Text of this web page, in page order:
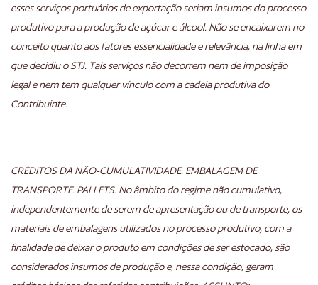
esses serviços portuários de exportação seriam insumos do processo
produtivo para a produção de açúcar e álcool. Não se encaixarem no
conceito quanto aos fatores essencialidade e relevância, na linha em
que decidiu o STJ. Tais serviços não decorrem nem de imposição
legal e nem tem qualquer vínculo com a cadeia produtiva do
Contribuinte.
CRÉDITOS DA NÃO-CUMULATIVIDADE. EMBALAGEM DE
TRANSPORTE. PALLETS. No âmbito do regime não cumulativo,
independentemente de serem de apresentação ou de transporte, os
materiais de embalagens utilizados no processo produtivo, com a
finalidade de deixar o produto em condições de ser estocado, são
considerados insumos de produção e, nessa condição, geram